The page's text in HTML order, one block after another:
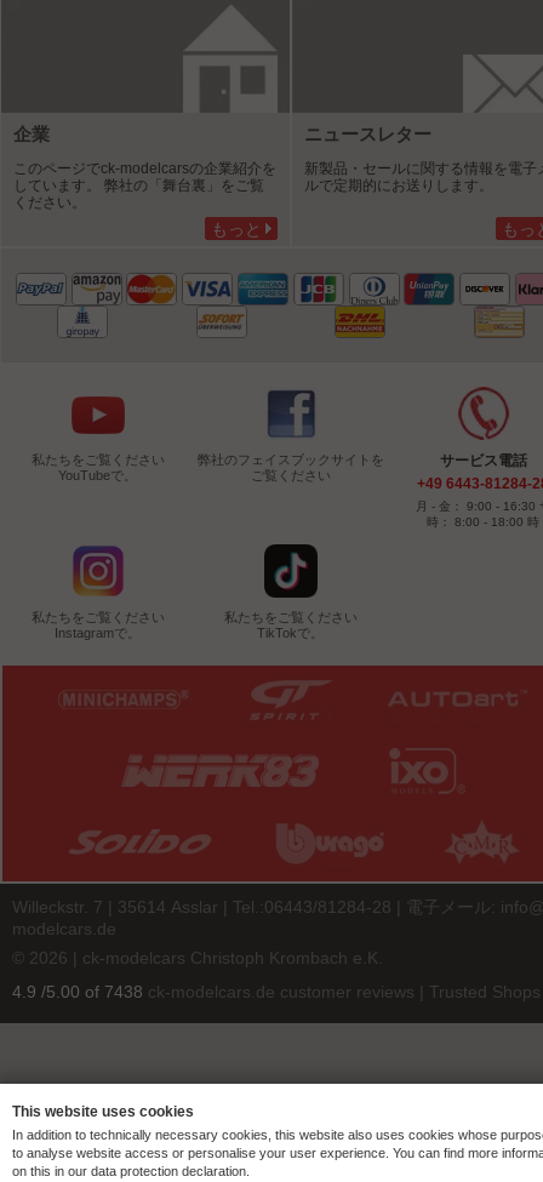
企業
このページでck-modelcarsの企業紹介を
しています。 弊社の「舞台裏」をご覧
ください。
もっと
ニュースレター
新製品・セールに関する情報を電子
ルで定期的にお送りします。
もっ
私たちをご覧ください
YouTubeで。
弊社のフェイスブックサイトを
ご覧ください
私たちをご覧ください
Instagramで。
私たちをご覧ください
TikTokで。
サービス電話
+49 6443-81284-
月 - 金： 9:00 - 16:30
時： 8:00 - 18:00 時
Willeckstr. 7 | 35614 Asslar | Tel.:06443/81284-28 | 電子メール:
modelcars.de
© 2026 | ck-modelcars Christoph Krombach e.K.
4.9 /5.00 of 7438 ck-modelcars.de customer reviews | Trusted Shops
This website uses cookies
In addition to technically necessary cookies, this website also uses cookies whose
to analyse website access or personalise your user experience. You can find more
on this in our data protection declaration.